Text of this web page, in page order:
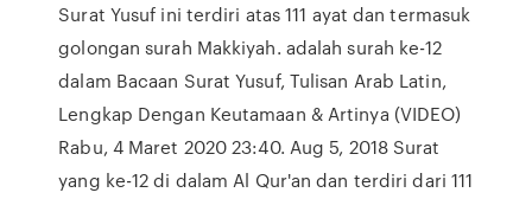
Surat Yusuf ini terdiri atas 111 ayat dan termasuk
golongan surah Makkiyah. adalah surah ke-12
dalam Bacaan Surat Yusuf, Tulisan Arab Latin,
Lengkap Dengan Keutamaan & Artinya (VIDEO)
Rabu, 4 Maret 2020 23:40. Aug 5, 2018 Surat
yang ke-12 di dalam Al Qur'an dan terdiri dari 111